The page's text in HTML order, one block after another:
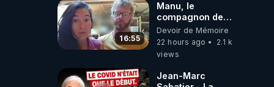
16:55
Manu, le
compagnon de
Kyria, raconte sa
garde à vue
musclée.
Devoir de Mémoire
22 hours ago
2.1 k
views
Jean-Marc